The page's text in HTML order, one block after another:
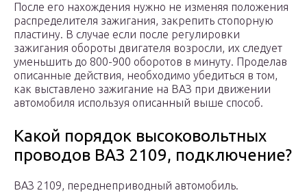
После его нахождения нужно не изменяя положения
распределителя зажигания, закрепить стопорную
пластину. В случае если после регулировки
зажигания обороты двигателя возросли, их следует
уменьшить до 800-900 оборотов в минуту. Проделав
описанные действия, необходимо убедиться в том,
как выставлено зажигание на ВАЗ при движении
автомобиля используя описанный выше способ.
Какой порядок высоковольтных
проводов ВАЗ 2109, подключение?
ВАЗ 2109, переднеприводный автомобиль.